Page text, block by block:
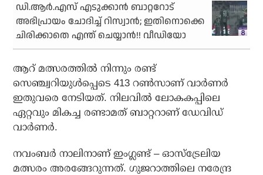
ഡി.ആര്‍.എസ് എടുക്കാന്‍ ബാറ്ററോട്
അഭിപ്രായം ചോദിച്ച് റിസ്വാന്‍; ഇതിനൊക്കെ
ചിരിക്കാതെ എന്ത് ചെയ്യാന്‍!! വീഡിയോ
ആറ് മത്സരത്തില്‍ നിന്നും രണ്ട്
സെഞ്ച്വറിയുള്‍പ്പെടെ 413 റണ്‍സാണ് വാര്‍ണര്‍
ഇതുവരെ നേടിയത്. നിലവില്‍ ലോകകപ്പിലെ
ഏറ്റവും മികച്ച രണ്ടാമത് ബാറ്ററാണ് ഡേവിഡ്
വാര്‍ണര്‍.
നവംബര്‍ നാലിനാണ് ഇംഗ്ലണ്ട് – ഓസ്‌ട്രേലിയ
മത്സരം അരങ്ങേറുന്നത്. ഗുജറാത്തിലെ നരേന്ദ്ര